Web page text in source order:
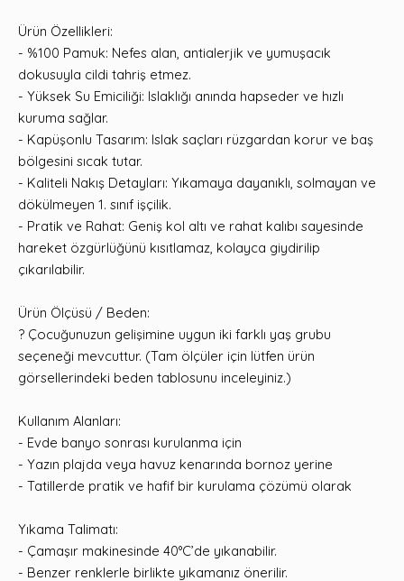
Ürün Özellikleri:
- %100 Pamuk: Nefes alan, antialerjik ve yumuşacık
dokusuyla cildi tahriş etmez.
- Yüksek Su Emiciliği: Islaklığı anında hapseder ve hızlı
kuruma sağlar.
- Kapüşonlu Tasarım: Islak saçları rüzgardan korur ve baş
bölgesini sıcak tutar.
- Kaliteli Nakış Detayları: Yıkamaya dayanıklı, solmayan ve
dökülmeyen 1. sınıf işçilik.
- Pratik ve Rahat: Geniş kol altı ve rahat kalıbı sayesinde
hareket özgürlüğünü kısıtlamaz, kolayca giydirilip
çıkarılabilir.
Ürün Ölçüsü / Beden:
? Çocuğunuzun gelişimine uygun iki farklı yaş grubu
seçeneği mevcuttur. (Tam ölçüler için lütfen ürün
görsellerindeki beden tablosunu inceleyiniz.)
Kullanım Alanları:
- Evde banyo sonrası kurulanma için
- Yazın plajda veya havuz kenarında bornoz yerine
- Tatillerde pratik ve hafif bir kurulama çözümü olarak
Yıkama Talimatı:
- Çamaşır makinesinde 40°C’de yıkanabilir.
- Benzer renklerle birlikte yıkamanız önerilir.